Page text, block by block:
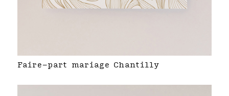
Faire-part mariage Chantilly